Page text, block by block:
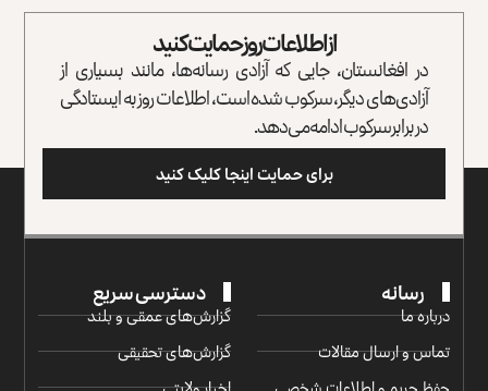
از اطلاعات روز حمایت کنید
در افغانستان، جایی که آزادی رسانه‌ها، مانند بسیاری از
آزادی‌های دیگر، سرکوب شده است، اطلاعات روز به ایستادگی
در برابر سرکوب ادامه می‌دهد.
برای حمایت اینجا کلیک کنید
رسانه
درباره ما
تماس و ارسال مقالات
دسترسی سریع
گزارش‌‌های عمقی و بلند
گزارش‌های تحقیقی